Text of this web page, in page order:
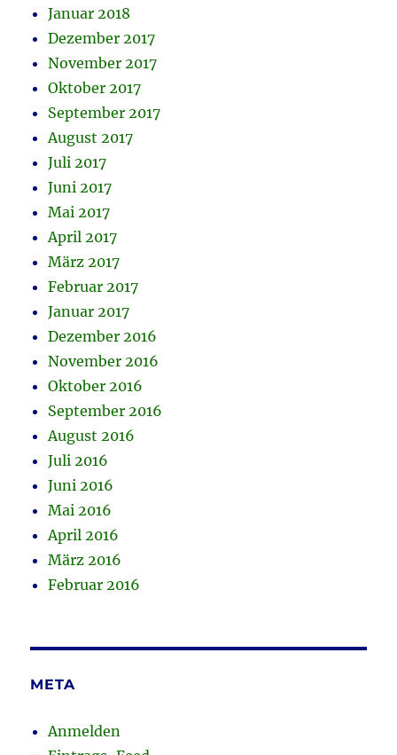
Januar 2018
Dezember 2017
November 2017
Oktober 2017
September 2017
August 2017
Juli 2017
Juni 2017
Mai 2017
April 2017
März 2017
Februar 2017
Januar 2017
Dezember 2016
November 2016
Oktober 2016
September 2016
August 2016
Juli 2016
Juni 2016
Mai 2016
April 2016
März 2016
Februar 2016
META
Anmelden